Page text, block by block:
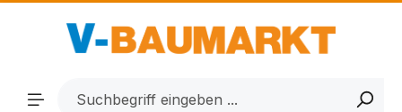
Zum Hauptinhalt springen